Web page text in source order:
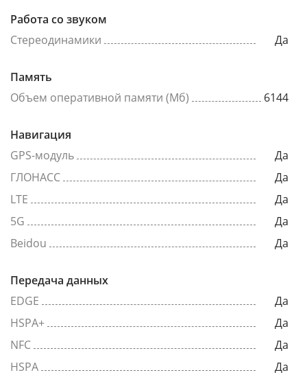
Работа со звуком
Стереодинамики
Да
Память
Объем оперативной памяти (Мб)
6144
Навигация
GPS-модуль
Да
ГЛОНАСС
Да
LTE
Да
5G
Да
Beidou
Да
Передача данных
EDGE
Да
HSPA+
Да
NFC
Да
HSPA
Да